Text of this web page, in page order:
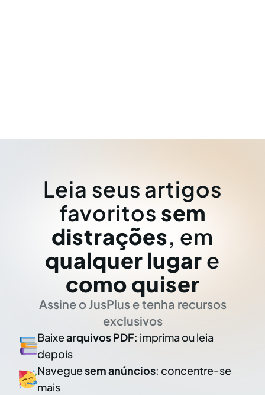
Leia seus artigos
favoritos sem
distrações, em
qualquer lugar e
como quiser
Assine o JusPlus e tenha recursos
exclusivos
Baixearquivos PDF: imprima ou leia
depois
Naveguesem anúncios: concentre-se
mais